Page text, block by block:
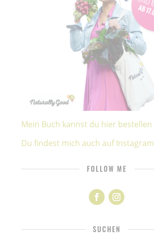
Mein Buch kannst du hier bestellen
Du findest mich auch auf Instagram
FOLLOW ME
SUCHEN